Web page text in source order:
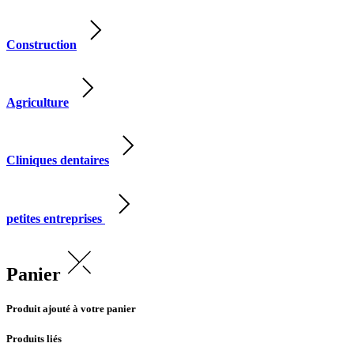
Construction
Agriculture
Cliniques dentaires
petites entreprises
Panier
Produit ajouté à votre panier
Produits liés